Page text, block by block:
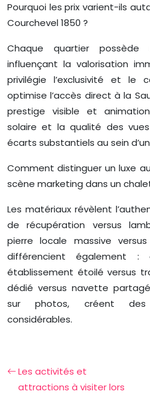
Pourquoi les prix varient-ils
Courchevel 1850 ?
Chaque quartier
influençant la valorisation
privilégie l’exclusivité et le
optimise l’accès direct à la
prestige visible et animation
solaire et la qualité des
écarts substantiels au sein
Comment distinguer un luxe
scène marketing dans un
Les matériaux révèlent
de récupération versus
pierre locale massive
différencient également
établissement étoilé versus
dédié versus navette
sur photos, créent des
considérables.
Les activités et
attractions à visiter lors